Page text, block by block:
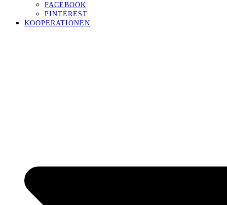
FACEBOOK
PINTEREST
KOOPERATIONEN